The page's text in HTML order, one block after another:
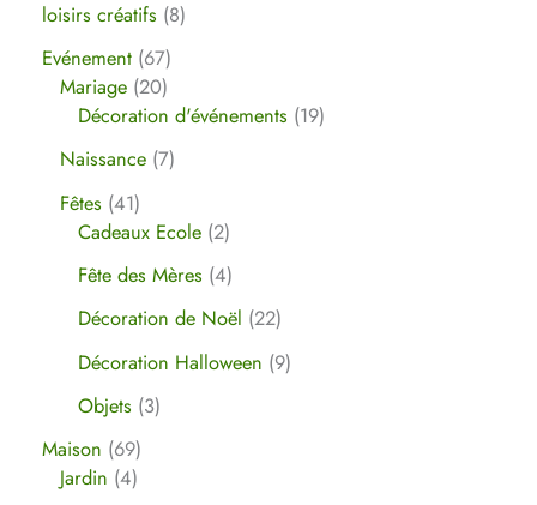
loisirs créatifs 8
Evénement 67
Mariage 20
Décoration d'événements 19
Naissance 7
Fêtes 41
Cadeaux Ecole 2
Fête des Mères 4
Décoration de Noël 22
Décoration Halloween 9
Objets 3
Maison 69
Jardin 4